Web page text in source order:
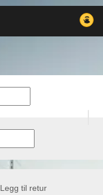
Legg til retur